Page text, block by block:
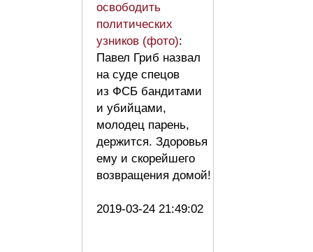
освободить
политических
узников (фото):
Павел Гриб назвал
на суде спецов
из ФСБ бандитами
и убийцами,
молодец парень,
держится. Здоровья
ему и скорейшего
возвращения домой!
2019-03-24 21:49:02